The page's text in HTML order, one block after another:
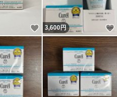
いいね！
3,600円